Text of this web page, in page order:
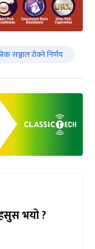
सञ्जाल रोक्ने निर्णय
भयो ?